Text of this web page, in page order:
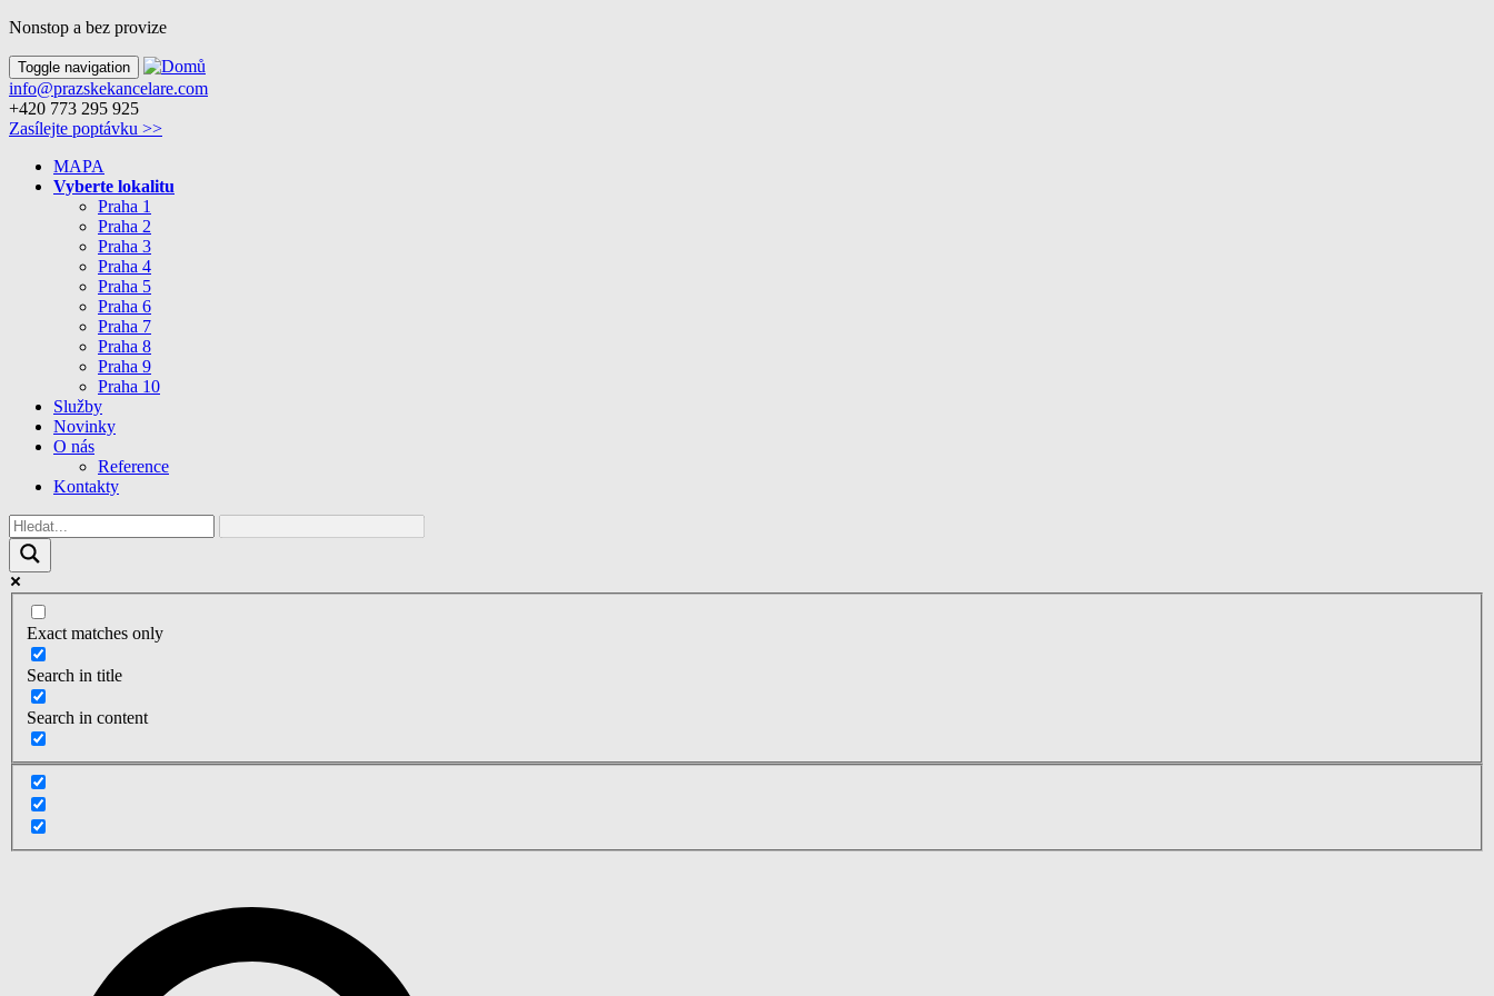
Nonstop a bez provize
Toggle navigation
info@prazskekancelare.com
+420 773 295 925
Zasílejte poptávku >>
MAPA
Vyberte lokalitu
Praha 1
Praha 2
Praha 3
Praha 4
Praha 5
Praha 6
Praha 7
Praha 8
Praha 9
Praha 10
Služby
Novinky
O nás
Reference
Kontakty
Exact matches only
Search in title
Search in content